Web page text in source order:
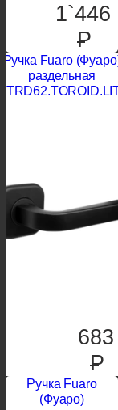
1`446
P
Ручка Fuaro
раздельная
683
P
Ручка Fuaro
(Фуаро)